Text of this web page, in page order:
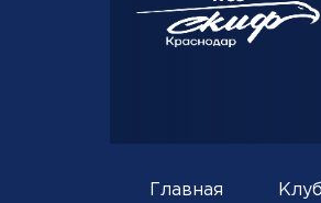
Главная Клуб